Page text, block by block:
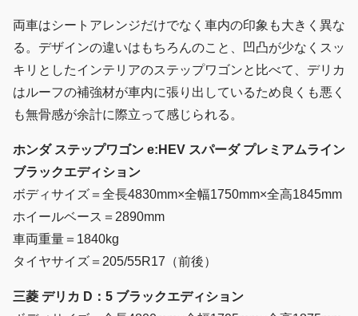
両車はシートアレンジだけでなく車内の印象も大きく異な
る。デザインの違いはもちろんのこと、凹凸が少なくスッ
キリとしたインテリアのステップワゴンと比べて、デリカ
はルーフの補強材が車内に張り出しているため良くも悪く
も無骨感が余計に際立って感じられる。
ホンダ ステップワゴン e:HEV スパーダ プレミアムライン
ブラックエディション
ボディサイズ＝全長4830mm×全幅1750mm×全高1845mm
ホイールベース＝2890mm
車両重量＝1840kg
タイヤサイズ＝205/55R17（前後）
三菱 デリカ D：5 ブラックエディション